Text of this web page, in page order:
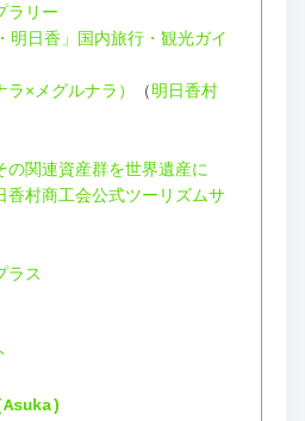
ラリー
明日香」国内旅行・観光ガイ
×メグルナラ）
（明日香村
の関連資産群を世界遺産に
香村商工会公式ツーリズムサ
ラス